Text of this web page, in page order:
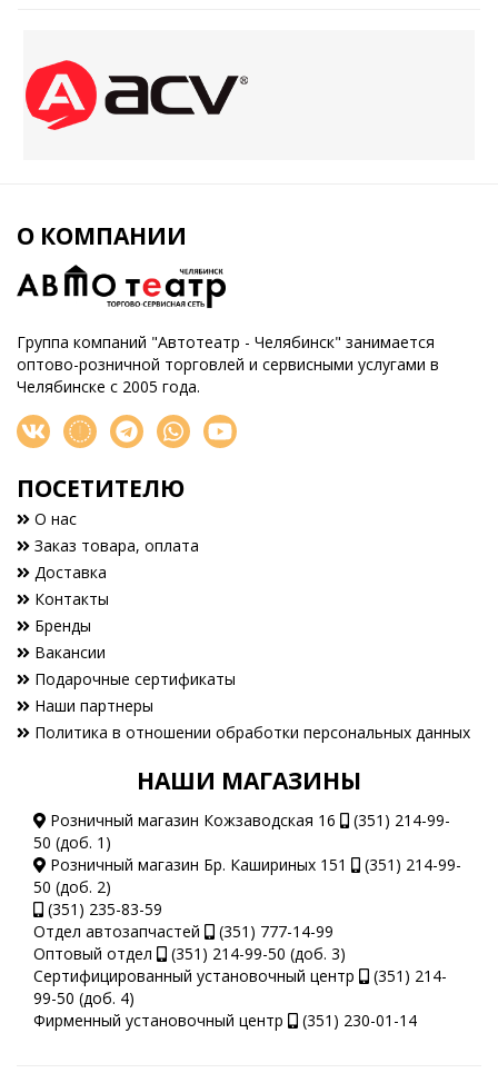
О КОМПАНИИ
Группа компаний "Автотеатр - Челябинск" занимается
оптово-розничной торговлей и сервисными услугами в
Челябинске с 2005 года.
ПОСЕТИТЕЛЮ
О нас
Заказ товара, оплата
Доставка
Контакты
Бренды
Вакансии
Подарочные сертификаты
Наши партнеры
Политика в отношении обработки персональных данных
НАШИ МАГАЗИНЫ
Розничный магазин Кожзаводская 16
(351) 214-99-
50 (доб. 1)
Розничный магазин Бр. Кашириных 151
(351) 214-99-
50 (доб. 2)
(351) 235-83-59
Отдел автозапчастей
(351) 777-14-99
Оптовый отдел
(351) 214-99-50 (доб. 3)
Сертифицированный установочный центр
(351) 214-
99-50 (доб. 4)
Фирменный установочный центр
(351) 230-01-14